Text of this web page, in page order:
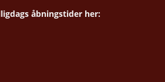
åbningstider her: